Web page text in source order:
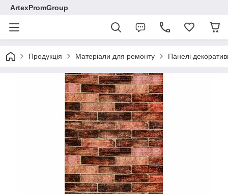
ArtexPromGroup
Продукція Матеріали для ремонту Панелі